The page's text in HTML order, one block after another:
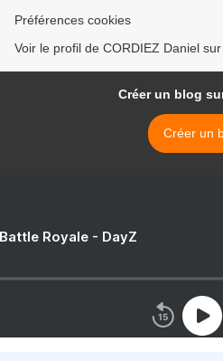
Préférences cookies
Voir le profil de CORDIEZ Daniel
Créer un blog
Créer un
Royale - DayZ